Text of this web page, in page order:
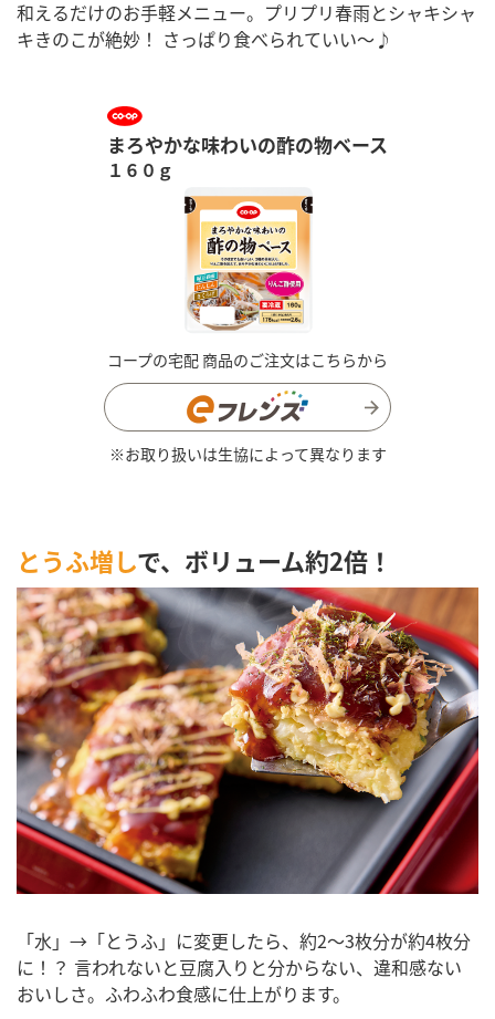
和えるだけのお手軽メニュー。プリプリ春雨とシャキシャ
キきのこが絶妙！ さっぱり食べられていい～♪
まろやかな味わいの酢の物ベース
１６０ｇ
コープの宅配 商品のご注文はこちらから
※お取り扱いは生協によって異なります
とうふ増しで、ボリューム約2倍！
「水」→「とうふ」に変更したら、約2～3枚分が約4枚分
に！？ 言われないと豆腐入りと分からない、違和感ない
おいしさ。ふわふわ食感に仕上がります。